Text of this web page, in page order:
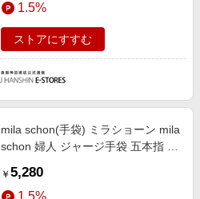
21cm/M
1.5%
ストアにすすむ
mila schon(手袋) ミラショーン mila
schon 婦人 ジャージ手袋 五本指 そ
Mサイズ）総丈：24cm/M
￥ 5,280
1.5%